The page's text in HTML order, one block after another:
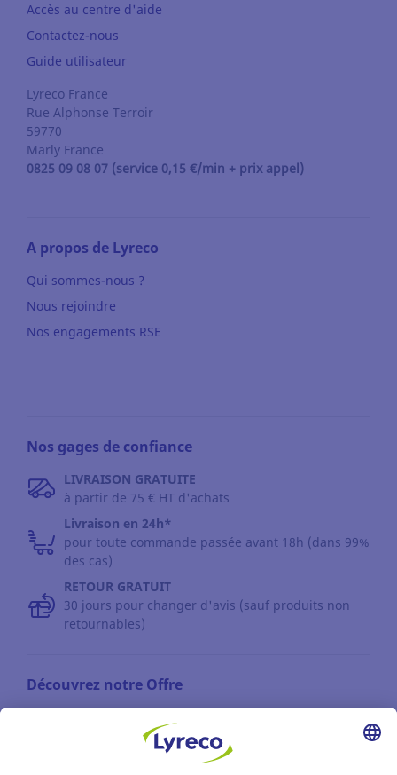
Accès au centre d'aide
Contactez-nous
Guide utilisateur
Lyreco France
Rue Alphonse Terroir
59770
Marly France
0825 09 08 07 (service 0,15 €/min + prix appel)
A propos de Lyreco
Qui sommes-nous ?
Nous rejoindre
Nos engagements RSE
Nos gages de confiance
LIVRAISON GRATUITE
à partir de 75 € HT d'achats
Livraison en 24h*
pour toute commande passée avant 18h (dans 99%
des cas)
RETOUR GRATUIT
30 jours pour changer d'avis (sauf produits non
retournables)
Découvrez notre Offre
Partenaire | de tous les lieux de travail